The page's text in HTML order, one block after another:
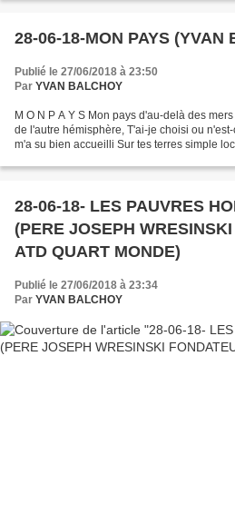
28-06-18-MON PAYS (YVAN
Publié le 27/06/2018 à 23:50
Par YVAN BALCHOY
M O N P A Y S Mon pays d'au-delà des
de l'autre hémisphère, T'ai-je choisi ou
m'a su bien accueilli Sur tes terres simple
28-06-18- LES PAUVRES
(PERE JOSEPH
ATD QUART MONDE)
Publié le 27/06/2018 à 23:34
Par YVAN BALCHOY